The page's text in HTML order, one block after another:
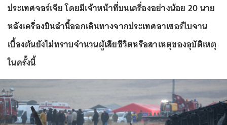
ประเทศจอร์เจีย โดยมีเจ้าหน้าที่บนเครื่องอย่างน้อย 20 นาย
หลังเครื่องบินลำนี้ออกเดินทางจากประเทศอาเซอร์ไบจาน
เบื้องต้นยังไม่ทราบจำนวนผู้เสียชีวิตหรือสาเหตุของอุบัติเหตุ
ในครั้งนี้